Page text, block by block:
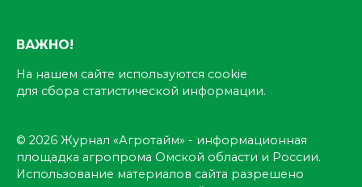
ВАЖНО!
На нашем сайте используются cookie
для сбора статистической информации.
© 2026 Журнал «Агротайм» - информационная
площадка агропрома Омской области и России.
Использование материалов сайта разрешено